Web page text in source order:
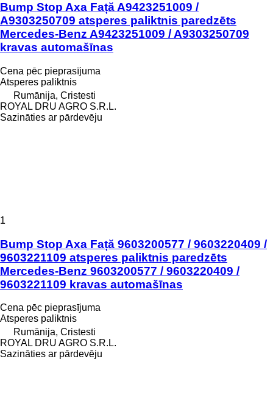
Bump Stop Axa Față A9423251009 /
A9303250709 atsperes paliktnis paredzēts
Mercedes-Benz A9423251009 / A9303250709
kravas automašīnas
Cena pēc pieprasījuma
Atsperes paliktnis
Rumānija, Cristesti
ROYAL DRU AGRO S.R.L.
Sazināties ar pārdevēju
1
Bump Stop Axa Față 9603200577 / 9603220409 /
9603221109 atsperes paliktnis paredzēts
Mercedes-Benz 9603200577 / 9603220409 /
9603221109 kravas automašīnas
Cena pēc pieprasījuma
Atsperes paliktnis
Rumānija, Cristesti
ROYAL DRU AGRO S.R.L.
Sazināties ar pārdevēju